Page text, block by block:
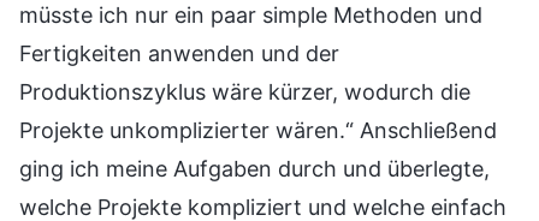
müsste ich nur ein paar simple Methoden und
Fertigkeiten anwenden und der
Produktionszyklus wäre kürzer, wodurch die
Projekte unkomplizierter wären.“ Anschließend
ging ich meine Aufgaben durch und überlegte,
welche Projekte kompliziert und welche einfach